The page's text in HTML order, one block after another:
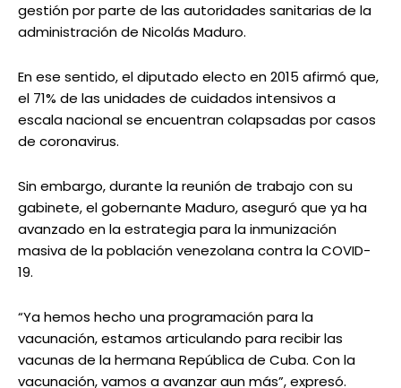
gestión por parte de las autoridades sanitarias de la
administración de Nicolás Maduro.
En ese sentido, el diputado electo en 2015 afirmó que,
el 71% de las unidades de cuidados intensivos a
escala nacional se encuentran colapsadas por casos
de coronavirus.
Sin embargo, durante la reunión de trabajo con su
gabinete, el gobernante Maduro, aseguró que ya ha
avanzado en la estrategia para la inmunización
masiva de la población venezolana contra la COVID-
19.
“Ya hemos hecho una programación para la
vacunación, estamos articulando para recibir las
vacunas de la hermana República de Cuba. Con la
vacunación, vamos a avanzar aun más”, expresó.